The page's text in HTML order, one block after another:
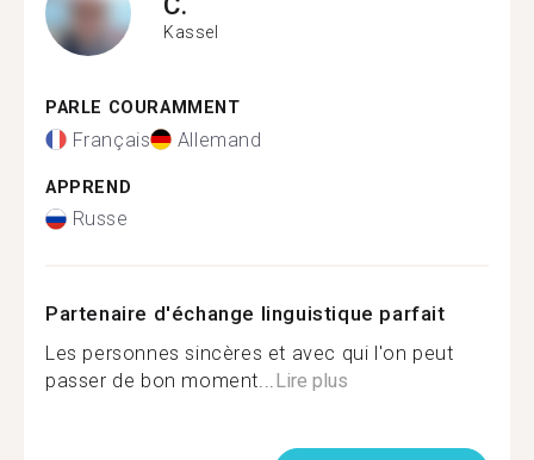
Kassel
PARLE COURAMMENT
Français Allemand
APPREND
Russe
Partenaire d'échange linguistique parfait
Les personnes sincères et avec qui l'on peut
passer de bon moment...Lire plus